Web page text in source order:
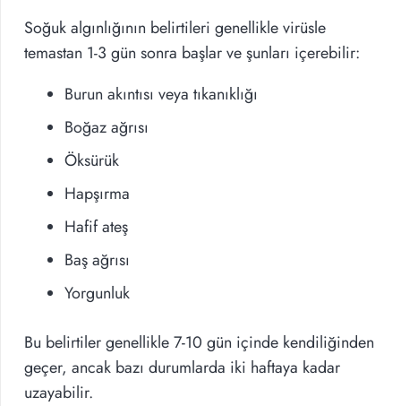
Soğuk algınlığının belirtileri genellikle virüsle
temastan 1-3 gün sonra başlar ve şunları içerebilir:
Burun akıntısı veya tıkanıklığı
Boğaz ağrısı
Öksürük
Hapşırma
Hafif ateş
Baş ağrısı
Yorgunluk
Bu belirtiler genellikle 7-10 gün içinde kendiliğinden
geçer, ancak bazı durumlarda iki haftaya kadar
uzayabilir.